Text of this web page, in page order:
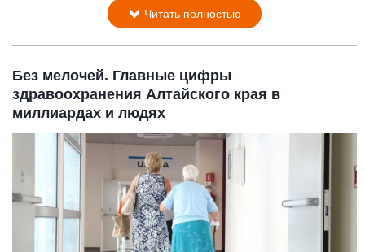
Читать полностью
Без мелочей. Главные цифры
здравоохранения Алтайского края в
миллиардах и людях